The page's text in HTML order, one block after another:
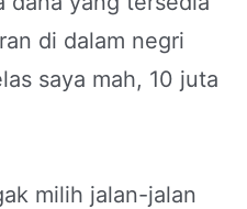
di dalam negri
saya mah, 10 juta
milih jalan-jalan